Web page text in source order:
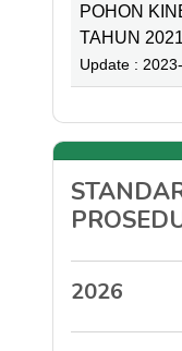
POHON
TAHUN
Update :
2026